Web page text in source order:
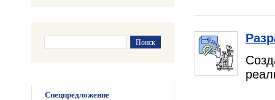
Спецпредложение